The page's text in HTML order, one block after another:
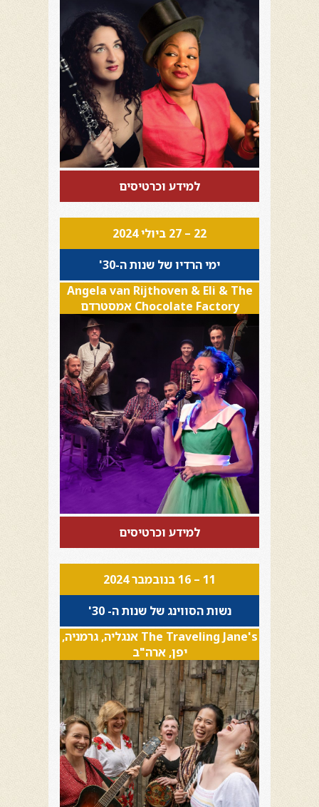
למידע וכרטיסים
22 – 27 ביולי 2024
ימי הרדיו של שנות ה-30'
Angela van Rijthoven & Eli & The
Chocolate Factory אמסטרדם
למידע וכרטיסים
11 – 16 בנובמבר 2024
נשות הסווינג של שנות ה- 30'
The Traveling Jane's אנגליה, גרמניה,
יפן, ארה"ב